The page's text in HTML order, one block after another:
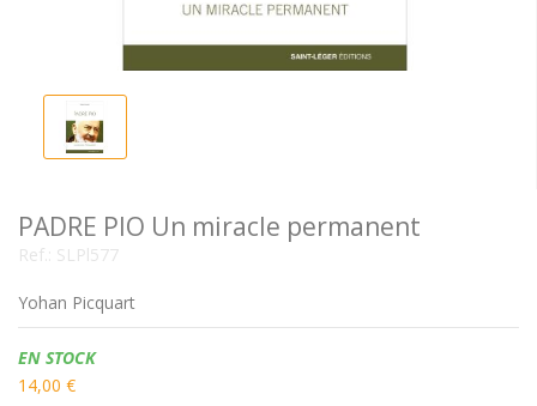
PADRE PIO Un miracle permanent
Ref.: SLPl577
Yohan Picquart
Disponibilidad:
EN STOCK
14,00 €